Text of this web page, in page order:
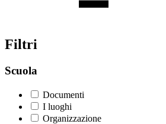
Filtri
Scuola
Documenti
I luoghi
Organizzazione